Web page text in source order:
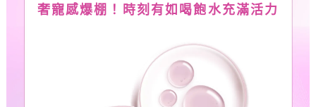
奢寵感爆棚！時刻有如喝飽水充滿活力